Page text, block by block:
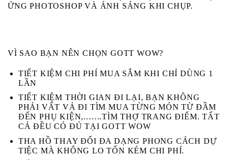
ỨNG PHOTOSHOP VÀ ÁNH SÁNG KHI CHỤP.
VÌ SAO BẠN NÊN CHỌN GOTT WOW?
TIẾT KIỆM CHI PHÍ MUA SẮM KHI CHỈ DÙNG 1
LẦN
TIẾT KIỆM THỜI GIAN ĐI LẠI, BẠN KHÔNG
PHẢI VẤT VẢ ĐI TÌM MUA TỪNG MÓN TỪ ĐẦM
ĐẾN PHỤ KIỆN,..…..TÌM THỢ TRANG ĐIỂM. TẤT
CẢ ĐỀU CÓ ĐỦ TẠI GOTT WOW
THA HỒ THAY ĐỔI ĐA DẠNG PHONG CÁCH DỰ
TIỆC MÀ KHÔNG LO TỐN KÉM CHI PHÍ.